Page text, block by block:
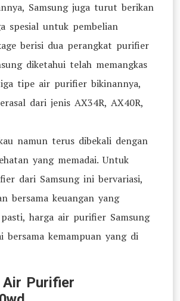
Samsung juga turut berikan
spesial untuk pembelian
berisi dua perangkat purifier
diketahui telah memangkas
tipe air purifier bikinannya,
dari jenis AX34R, AX40R,
namun terus dibekali dengan
yang memadai. Untuk
dari Samsung ini bervariasi,
bersama keuangan yang
harga air purifier Samsung
bersama kemampuan yang di
Air Purifier